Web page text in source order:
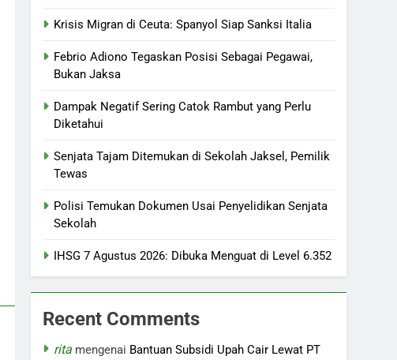
Krisis Migran di Ceuta: Spanyol Siap Sanksi Italia
Febrio Adiono Tegaskan Posisi Sebagai Pegawai,
Bukan Jaksa
Dampak Negatif Sering Catok Rambut yang Perlu
Diketahui
Senjata Tajam Ditemukan di Sekolah Jaksel, Pemilik
Tewas
Polisi Temukan Dokumen Usai Penyelidikan Senjata
Sekolah
IHSG 7 Agustus 2026: Dibuka Menguat di Level 6.352
Recent Comments
rita mengenai Bantuan Subsidi Upah Cair Lewat PT